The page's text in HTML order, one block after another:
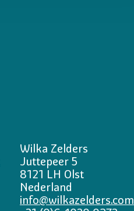
Wilka Zelders
Juttepeer 5
8121 LH Olst
Nederland
info@wilkazelders.com